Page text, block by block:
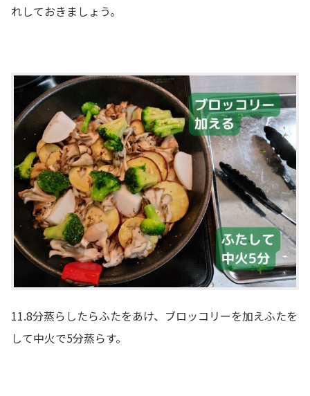
れしておきましょう。
11.8分蒸らしたらふたをあけ、ブロッコリーを加えふたを
して中火で5分蒸らす。